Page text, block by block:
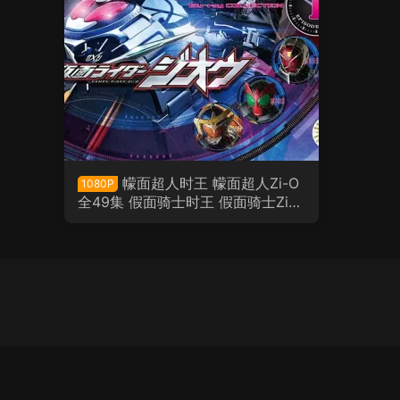
1080P
幪面超人时王 幪面超人Zi-O
全49集 假面骑士时王 假面骑士Zi-O